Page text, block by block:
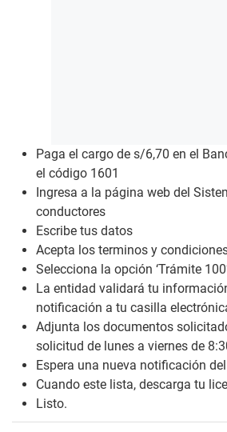
Paga el cargo de s/6,70 en el
el código 1601
Ingresa a la página web del
conductores
Escribe tus datos
Acepta los terminos y
Selecciona la opción ‘Trámite
La entidad validará tu
notificación a tu casilla
Adjunta los documentos
solicitud de lunes a viernes de
Espera una nueva notificación
Cuando este lista, descarga tu
Listo.